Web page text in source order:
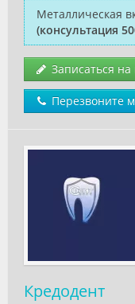
Металлическая
(консультация
Записаться
Перезвоните
Кредодент